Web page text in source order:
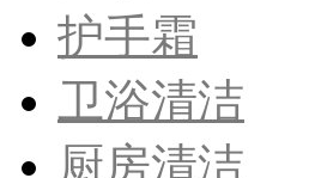
护手霜
卫浴清洁
厨房清洁